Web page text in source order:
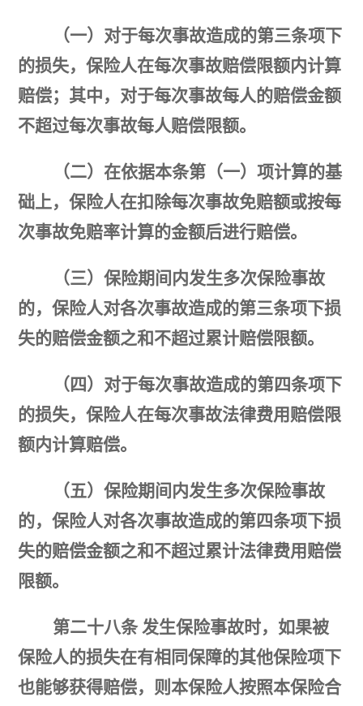
（一）对于每次事故造成的第三条项下
的损失，保险人在每次事故赔偿限额内计算
赔偿；其中，对于每次事故每人的赔偿金额
不超过每次事故每人赔偿限额。
（二）在依据本条第（一）项计算的基
础上，保险人在扣除每次事故免赔额或按每
次事故免赔率计算的金额后进行赔偿。
（三）保险期间内发生多次保险事故
的，保险人对各次事故造成的第三条项下损
失的赔偿金额之和不超过累计赔偿限额。
（四）对于每次事故造成的第四条项下
的损失，保险人在每次事故法律费用赔偿限
额内计算赔偿。
（五）保险期间内发生多次保险事故
的，保险人对各次事故造成的第四条项下损
失的赔偿金额之和不超过累计法律费用赔偿
限额。
第二十八条 发生保险事故时，如果被
保险人的损失在有相同保障的其他保险项下
也能够获得赔偿，则本保险人按照本保险合